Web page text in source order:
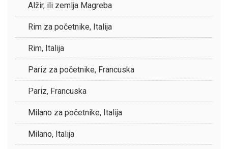
Alžir, ili zemlja Magreba
Rim za početnike, Italija
Rim, Italija
Pariz za početnike, Francuska
Pariz, Francuska
Milano za početnike, Italija
Milano, Italija